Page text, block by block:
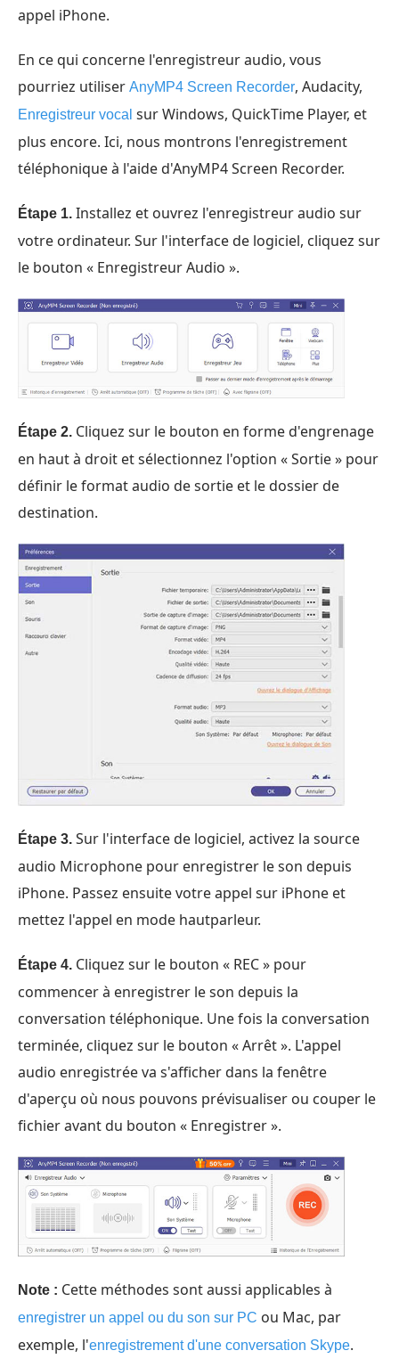
appel iPhone.
En ce qui concerne l'enregistreur audio, vous
pourriez utiliser AnyMP4 Screen Recorder, Audacity,
Enregistreur vocal sur Windows, QuickTime Player, et
plus encore. Ici, nous montrons l'enregistrement
téléphonique à l'aide d'AnyMP4 Screen Recorder.
Étape 1. Installez et ouvrez l'enregistreur audio sur
votre ordinateur. Sur l'interface de logiciel, cliquez sur
le bouton « Enregistreur Audio ».
Étape 2. Cliquez sur le bouton en forme d'engrenage
en haut à droit et sélectionnez l'option « Sortie » pour
définir le format audio de sortie et le dossier de
destination.
Étape 3. Sur l'interface de logiciel, activez la source
audio Microphone pour enregistrer le son depuis
iPhone. Passez ensuite votre appel sur iPhone et
mettez l'appel en mode hautparleur.
Étape 4. Cliquez sur le bouton « REC » pour
commencer à enregistrer le son depuis la
conversation téléphonique. Une fois la conversation
terminée, cliquez sur le bouton « Arrêt ». L'appel
audio enregistrée va s'afficher dans la fenêtre
d'aperçu où nous pouvons prévisualiser ou couper le
fichier avant du bouton « Enregistrer ».
Note : Cette méthodes sont aussi applicables à
enregistrer un appel ou du son sur PC ou Mac, par
exemple, l'enregistrement d'une conversation Skype.